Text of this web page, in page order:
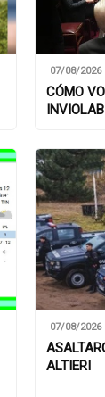
07/08/2026
CÓMO
07/08/2026
ALTIERI